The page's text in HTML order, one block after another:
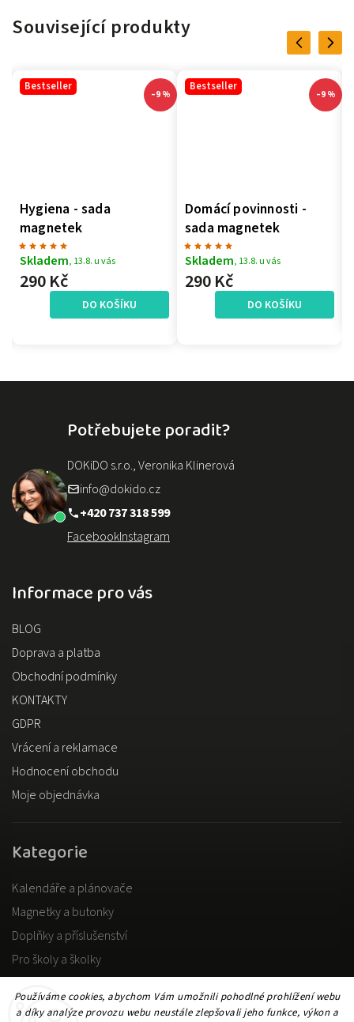
Používáme cookies, abychom Vám umožnili pohodlné prohlížení webu
a díky analýze provozu webu neustále zlepšovali jeho funkce, výkon a
Související produkty
Previous
Bestseller
–9 %
Hygiena - sada
magnetek
Skladem, 13.8. u vás
290 Kč
DO KOŠÍKU
Bestseller
–9 %
Domácí povinnosti -
sada magnetek
Skladem, 13.8. u vás
290 Kč
DO KOŠÍKU
Next
Kategorie
Kalendáře a plánovače
Magnetky a butonky
Doplňky a příslušenství
Pro školy a školky
Informace pro vás
BLOG
Doprava a platba
Obchodní podmínky
KONTAKTY
GDPR
Vrácení a reklamace
Hodnocení obchodu
Moje objednávka
Potřebujete poradit?
DOKiDO s.r.o., Veronika Klinerová
info@dokido.cz
+420 737 318 599
FacebookInstagram